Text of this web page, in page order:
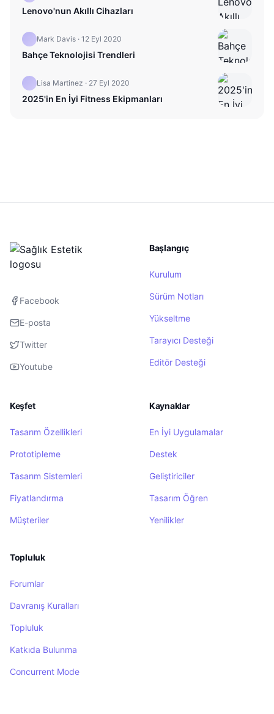
Lenovo'nun Akıllı Cihazları
Mark Davis · 12 Eyl 2020
Bahçe Teknolojisi Trendleri
Lisa Martinez · 27 Eyl 2020
2025'in En İyi Fitness Ekipmanları
Facebook
E-posta
Twitter
Youtube
Başlangıç
Kurulum
Sürüm Notları
Yükseltme
Tarayıcı Desteği
Editör Desteği
Keşfet
Tasarım Özellikleri
Prototipleme
Tasarım Sistemleri
Fiyatlandırma
Müşteriler
Kaynaklar
En İyi Uygulamalar
Destek
Geliştiriciler
Tasarım Öğren
Yenilikler
Topluluk
Forumlar
Davranış Kuralları
Topluluk
Katkıda Bulunma
Concurrent Mode